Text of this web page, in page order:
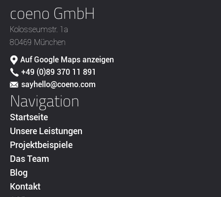
coeno GmbH
Kolosseumstr. 1a
80469 München
Auf Google Maps anzeigen
+49 (0)89 370 11 891
sayhello@coeno.com
Navigation
Startseite
Unsere Leistungen
Projektbeispiele
Das Team
Blog
Kontakt